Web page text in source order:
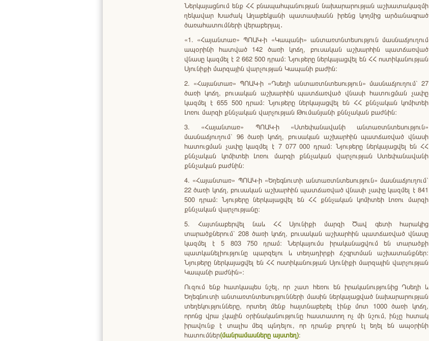
Ներկայացնում ենք ՀՀ բնապահպանության նախարարության աշխատակազմի
ղեկավար Խաժակ Աղաբեկյանի պատասխանն իրենց կողմից արձանագրած
ծառահատումների վերաբերյալ․
«1. «Հայանտառ» ՊՈԱԿ-ի «Կապանի» անտառտնտեսություն մասնաճյուղում
ապօրինի հատված 142 ծառի կոճղ, բուսական աշխարհին պատճառված
վնասը կազմել է 2 662 500 դրամ: Նյութերը ներկայացվել են ՀՀ ոստիկանության
Սյունիքի մարզային վարչության Կապանի բաժին:
2. «Հայանտառ» ՊՈԱԿ-ի «Դսեղի անտառտնտեսություն» մասնաճյուղում՝ 27
ծառի կոճղ, բուսական աշխարհին պատճառված վնասի հատուցման չափը
կազմել է 655 500 դրամ: Նյութերը ներկայացվել են ՀՀ քննչական կոմիտեի
Լոռու մարզի քննչական վարչության Թումանյանի քննչական բաժնին:
3. «Հայանտառ» ՊՈԱԿ-ի «Ստեփանավանի անտառտնտեսություն»
մասնաճյուղում՝ 96 ծառի կոճղ, բուսական աշխարհին պատճառված վնասի
հատուցման չափը կազմել է 7 077 000 դրամ: Նյութերը ներկայացվել են ՀՀ
քննչական կոմիտեի Լոռու մարզի քննչական վարչության Ստեփանավանի
քննչական բաժնին:
4. «Հայանտառ» ՊՈԱԿ-ի «Եղեգնուտի անտառտնտեսություն» մասնաճյուղում՝
22 ծառի կոճղ, բուսական աշխարհին պատճառված վնասի չափը կազմել է 841
500 դրամ: Նյութերը ներկայացվել են ՀՀ քննչական կոմիտեի Լոռու մարզի
քննչական վարչությանը:
5. Հայտնաբերվել նաև ՀՀ Սյունիքի մարզի Ծավ գետի հարակից
տարածքներում՝ 208 ծառի կոճղ, բուսական աշխարհին պատճառված վնասը
կազմել է 5 803 750 դրամ: Ներկայումս իրականացվում են տարածքի
պատկանելիությունը պարզելու և տեղադիրքի ճշգրտման աշխատանքներ:
Նյութերը ներկայացվել են ՀՀ ոստիկանության Սյունիքի մարզային վարչության
Կապանի բաժնին»:
Ուզում ենք հատկապես նշել, որ շատ հեռու են իրականությունից Դսեղի և
Եղեգնուտի անտառտնտեսությունների մասին ներկայացված նախարարության
տեղեկությունները, որտեղ մենք հայտնաբերել էինք մոտ 1000 ծառի կոճղ,
որոնց վրա չկային օրինականությունը հաստատող ոչ մի նշում, ինչը հստակ
իրավունք է տալիս մեզ պնդելու, որ դրանք բոլորն էլ եղել են ապօրինի
հատումներ(մանրամասները այստեղ)։